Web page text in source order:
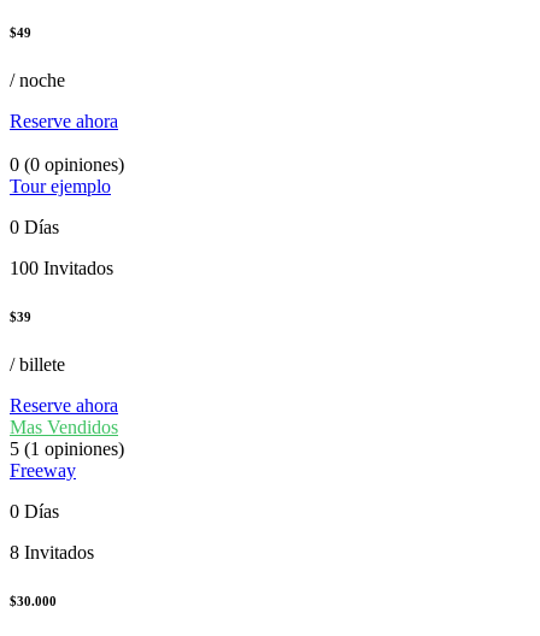
$49
/ noche
Reserve ahora
0 (0 opiniones)
Tour ejemplo
0 Días
100 Invitados
$39
/ billete
Reserve ahora
Mas Vendidos
5 (1 opiniones)
Freeway
0 Días
8 Invitados
$30.000